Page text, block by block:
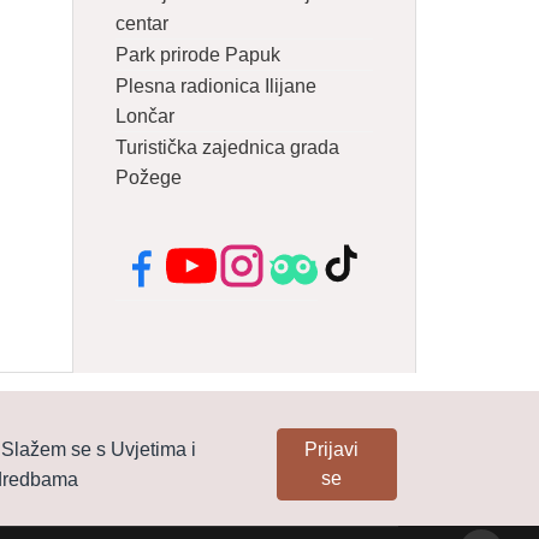
centar
Park prirode Papuk
Plesna radionica Ilijane
Lončar
Turistička zajednica grada
Požege
FacebookYouTubeInstagramTripadvisor
TikTok
se s Uvjetima i
Prijavi
se